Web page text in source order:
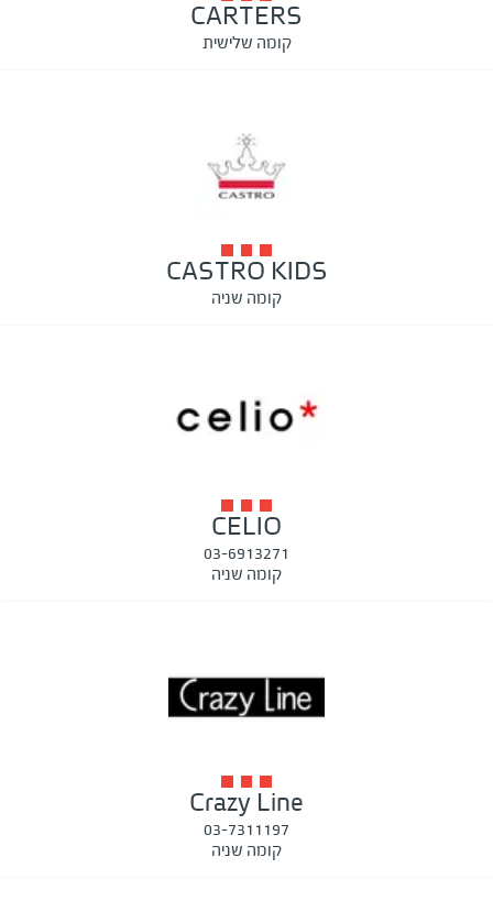
CARTERS
קומה שלישית
CASTRO KIDS
קומה שניה
CELIO
03-6913271
קומה שניה
Crazy Line
03-7311197
קומה שניה